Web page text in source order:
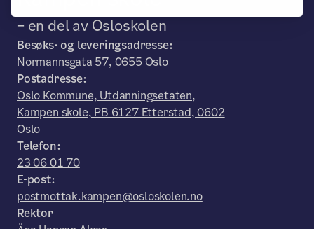
– en del av Osloskolen
Besøks- og leveringsadresse:
Normannsgata 57, 0655 Oslo
Postadresse:
Oslo Kommune, Utdanningsetaten,
Kampen skole, PB 6127 Etterstad, 0602
Oslo
Telefon:
23 06 01 70
E-post:
postmottak.kampen@osloskolen.no
Rektor